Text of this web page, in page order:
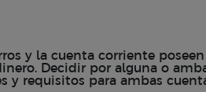
y la cuenta corriente
Decidir por alguna o
y requisitos para ambas